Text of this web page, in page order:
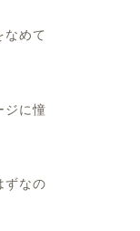
なめて
ジに憧
ずなの